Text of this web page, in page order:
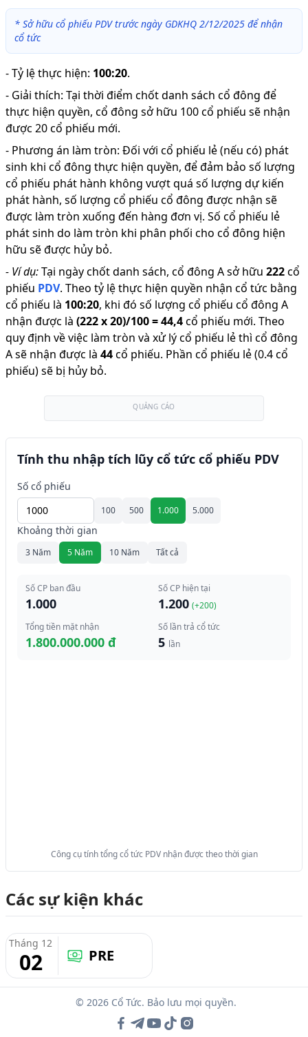
* Sở hữu cổ phiếu PDV trước ngày GDKHQ 2/12/2025 để nhận
cổ tức
-Tỷ lệ thực hiện: 100:20.
- Giải thích: Tại thời điểm chốt danh sách cổ đông để
thực hiện quyền, cổ đông sở hữu 100 cổ phiếu sẽ nhận
được 20 cổ phiếu mới.
- Phương án làm tròn: Đối với cổ phiếu lẻ (nếu có) phát
sinh khi cổ đông thực hiện quyền, để đảm bảo số lượng
cổ phiếu phát hành không vượt quá số lượng dự kiến
phát hành, số lượng cổ phiếu cổ đông được nhận sẽ
được làm tròn xuống đến hàng đơn vị. Số cổ phiếu lẻ
phát sinh do làm tròn khi phân phối cho cổ đông hiện
hữu sẽ được hủy bỏ.
- Ví dụ:Tại ngày chốt danh sách, cổ đông A sở hữu 222cổ
phiếu PDV. Theo tỷ lệ thực hiện quyền nhận cổ tức bằng
cổ phiếu là 100:20, khi đó số lượng cổ phiếu cổ đông A
nhận được là (222x20)/100=44,4cổ phiếu mới. Theo
quy định về việc làm tròn và xử lý cổ phiếu lẻ thì cổ đông
A sẽ nhận được là 44cổ phiếu. Phần cổ phiếu lẻ (0.4 cổ
phiếu) sẽ bị hủy bỏ.
QUẢNG CÁO
Tính thu nhập tích lũy cổ tức cổ phiếu PDV
Số cổ phiếu
100 500 1.000 5.000
Khoảng thời gian
3 Năm 5 Năm 10 Năm Tất cả
Số CP ban đầu
1.000
Số CP hiện tại
1.200 (+200)
Tổng tiền mặt nhận
1.800.000.000 đ
Số lần trả cổ tức
5 lần
Công cụ tính tổng cổ tức PDV nhận được theo thời gian
Các sự kiện khác
Tháng 12
02 PRE
© 2026 Cổ Tức. Bảo lưu mọi quyền.